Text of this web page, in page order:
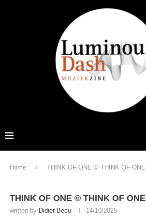
Home THINK OF ONE © THINK OF ONE
THINK OF ONE © THINK OF ONE
written by Didier Becu 14/10/2025